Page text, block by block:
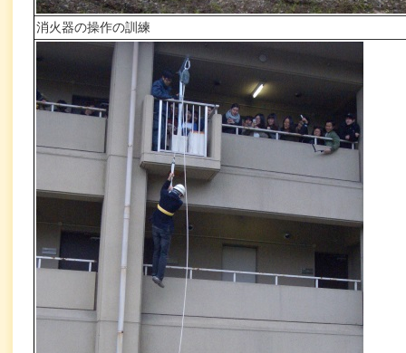
消火器の操作の訓練